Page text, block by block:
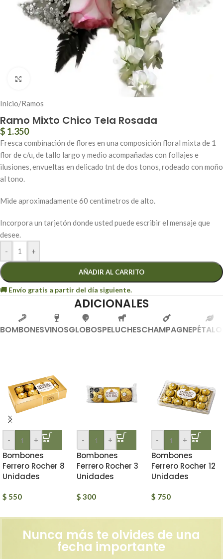
Inicio/Ramos
Ramo Mixto Chico Tela Rosada
$ 1.350
Fresca combinación de flores en una composición floral mixta de 1
flor de c/u, de tallo largo y medio acompañadas con follajes e
ilusiones, envueltas en delicado tnt de dos tonos, rodeado con moño
al tono.
Mide aproximadamente 60 centímetros de alto.
Incorpora un tarjetón donde usted puede escribir el mensaje que
desee.
-
+
AÑADIR AL CARRITO
ADICIONALES
BOMBONESVINOSGLOBOSPELUCHESCHAMPAGNE
- +
Bombones
Ferrero Rocher 8
Unidades
$ 550
- +
Bombones
Ferrero Rocher 3
Unidades
$ 300
- +
Bombones
Ferrero Rocher 12
Unidades
$ 750
Nunca más te olvides de una
fecha importante